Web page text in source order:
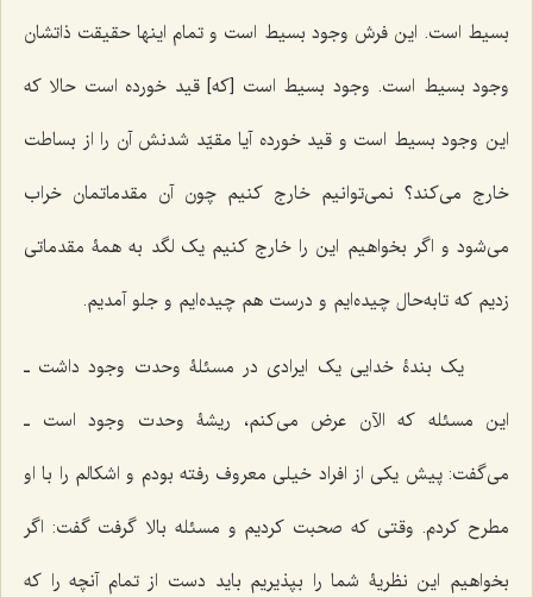
بسیط است. این فرش وجود بسیط است و تمام اینها حقیقت ذاتشان
وجود بسیط است. وجود بسیط است [که] قید خورده است حالا که
این وجود بسیط است و قید خورده آیا مقیّد شدنش آن را از بساطت
خارج مى‌کند؟ نمى‌توانیم خارج کنیم چون آن مقدماتمان خراب
مى‌شود و اگر بخواهیم این را خارج‌ کنیم یک لگد به همۀ مقدماتى
زدیم که تابه‌حال چیده‌ایم و درست هم چیده‌ایم و جلو آمدیم.
یک بندۀ خدایى یک ایرادى در مسئلۀ وحدت وجود داشت ـ
این مسئله که الآن عرض مى‌کنم، ریشۀ وحدت وجود است ـ
مى‌گفت: پیش یکى از افراد خیلى معروف رفته بودم و اشکالم را با او
مطرح کردم. وقتى که صحبت کردیم و مسئله بالا گرفت گفت: اگر
بخواهیم این نظریۀ شما را بپذیریم باید دست از تمام آنچه را که